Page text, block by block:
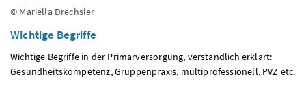
© Mariella Drechsler
Wichtige Begriffe
Wichtige Begriffe in der Primärversorgung, verständlich erklärt:
Gesundheitskompetenz, Gruppenpraxis, multiprofessionell, PVZ etc.